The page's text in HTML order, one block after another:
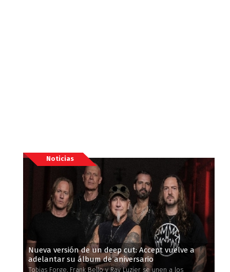
Noticias
Nueva versión de un deep cut: Accept vuelve a
adelantar su álbum de aniversario
Tobias Forge, Frank Bello y Ray Luzier se unen a los